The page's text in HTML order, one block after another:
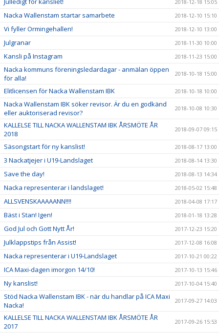
2018-12-18 15:05
Nacka Wallenstam startar samarbete 2018-12-10 15:10
Vi fyller Ormingehallen! 2018-12-10 13:00
Julgranar 2018-11-30 10:00
Kansli på Instagram 2018-11-23 15:00
Nacka kommuns föreningsledardagar - anmälan öppen
för alla!
2018-10-18 15:00
Elitlicensen för Nacka Wallenstam IBK 2018-10-18 10:00
Nacka Wallenstam IBK söker revisor. Är du en godkänd
eller auktoriserad revisor?
2018-10-08 10:30
KALLELSE TILL NACKA WALLENSTAM IBK ÅRSMÖTE ÅR
2018
2018-09-07 09:15
Säsongstart för ny kanslist! 2018-08-17 13:00
3 Nackatjejer i U19-Landslaget 2018-08-14 13:30
Save the day! 2018-08-13 14:34
Nacka representerar i landslaget! 2018-05-02 15:48
ALLSVENSKAAAAANN!!!! 2018-04-08 17:17
Bäst i Stan! Igen! 2018-01-18 13:28
God Jul och Gott Nytt År! 2017-12-23 15:20
Julklappstips från Assist! 2017-12-08 16:08
Nacka representerar i U19-Landslaget 2017-10-21 00:22
ICA Maxi-dagen imorgon 14/10! 2017-10-13 15:46
Ny kanslist! 2017-10-04 15:40
Stöd Nacka Wallenstam IBK - när du handlar på ICA Maxi
Nacka!
2017-09-27 14:03
KALLELSE TILL NACKA WALLENSTAM IBK ÅRSMÖTE ÅR
2017
2017-09-26 15:53